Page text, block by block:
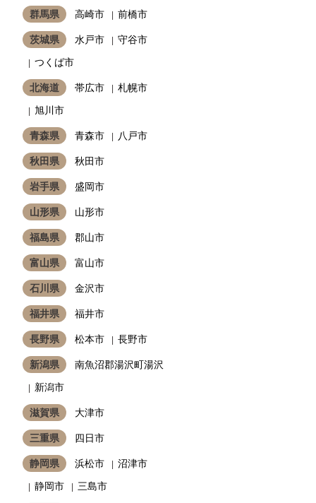
群馬県 高崎市 前橋市
茨城県 水戸市
守谷市
つくば市
北海道 帯広市
札幌市
旭川市
青森県 青森市 八戸市
秋田県 秋田市
岩手県 盛岡市
山形県 山形市
福島県 郡山市
富山県 富山市
石川県 金沢市
福井県 福井市
長野県 松本市 長野市
新潟県
南魚沼郡湯沢町湯沢
新潟市
滋賀県 大津市
三重県 四日市
静岡県 浜松市
沼津市
静岡市
三島市